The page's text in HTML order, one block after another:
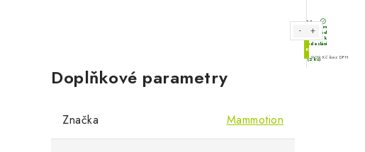
Doplňkové parametry
Značka Mammotion